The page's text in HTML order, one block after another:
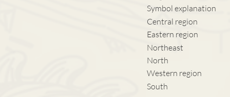
Symbol explanation
Central region
Eastern region
Northeast
North
Western region
South